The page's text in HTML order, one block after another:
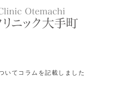
いてコラムを記載しました